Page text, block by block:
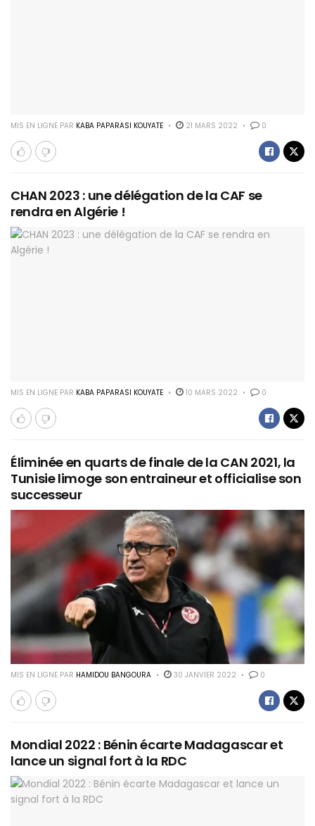
MIS EN LIGNE PAR KABA PAPARASI KOUYATE 21 MARS 2022 0
CHAN 2023 : une délégation de la CAF se
rendra en Algérie !
MIS EN LIGNE PAR KABA PAPARASI KOUYATE 10 MARS 2022 0
Éliminée en quarts de finale de la CAN 2021, la
Tunisie limoge son entraineur et officialise son
successeur
MIS EN LIGNE PAR HAMIDOU BANGOURA 30 JANVIER 2022 0
Mondial 2022 : Bénin écarte Madagascar et
lance un signal fort à la RDC